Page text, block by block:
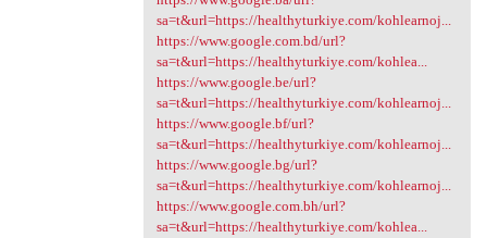
sa=t&url=https://healthyturkiye.com/kohlearnoj...
https://www.google.com.bd/url?
sa=t&url=https://healthyturkiye.com/kohlea...
https://www.google.be/url?
sa=t&url=https://healthyturkiye.com/kohlearnoj...
https://www.google.bf/url?
sa=t&url=https://healthyturkiye.com/kohlearnoj...
https://www.google.bg/url?
sa=t&url=https://healthyturkiye.com/kohlearnoj...
https://www.google.com.bh/url?
sa=t&url=https://healthyturkiye.com/kohlea...